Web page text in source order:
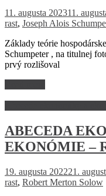
11. augusta 202311.
rast, Joseph Alois
Základy teórie
Schumpeter , na titulnej
prvý rozlišoval
ABECEDA
EKONÓMIE –
19. augusta 202221.
rast, Robert Merton Solow